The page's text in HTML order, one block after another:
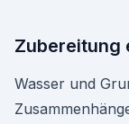
Zubereitung
Wasser und